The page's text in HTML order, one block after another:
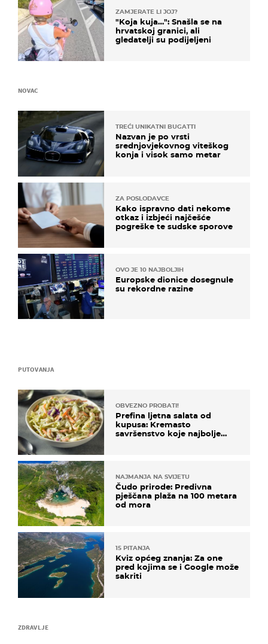
ZDRAVLJE
ZAMJERATE LI JOJ?
"Koja kuja…": Snašla se na
hrvatskoj granici, ali
gledatelji su podijeljeni
PUTOVANJA
OBVEZNO PROBATI!
Prefina ljetna salata od
kupusa: Kremasto
savršenstvo koje najbolje
NAJMANJA NA SVIJETU
Čudo prirode: Predivna
pješčana plaža na 100 metara
od mora
15 PITANJA
Kviz općeg znanja: Za one
pred kojima se i Google može
sakriti
NOVAC
TREĆI UNIKATNI BUGATTI
Nazvan je po vrsti
srednjovjekovnog viteškog
konja i visok samo metar
ZA POSLODAVCE
Kako ispravno dati nekome
otkaz i izbjeći najčešće
pogreške te sudske sporove
OVO JE 10 NAJBOLJIH
Europske dionice dosegnule
su rekordne razine